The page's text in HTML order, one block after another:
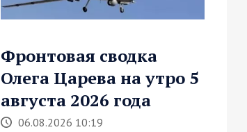
Фронтовая сводка
Олега Царева на утро 5
августа 2026 года
06.08.2026 10:19